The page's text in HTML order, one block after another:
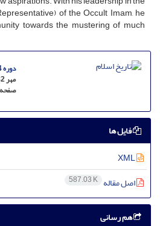
of the Occult Imam, he
towards the mustering of much
دوره 4، شماره 3 - پاییز - مسلسل 15
مهر 1382
صفحه
فایل ها
اصل مقاله 587.03 K
هم رسانی